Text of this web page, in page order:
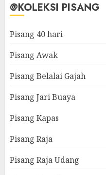
@KOLEKSI PISANG
Pisang 40 hari
Pisang Awak
Pisang Belalai Gajah
Pisang Jari Buaya
Pisang Kapas
Pisang Raja
Pisang Raja Udang